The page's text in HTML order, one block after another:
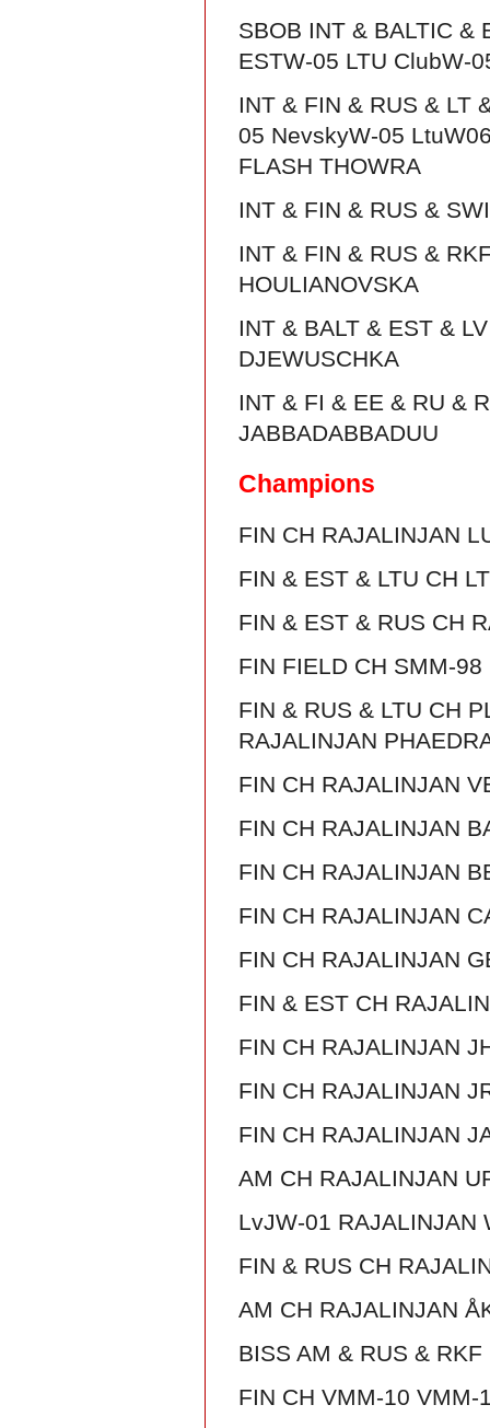
SBOB INT & BALTIC &
ESTW-05 LTU ClubW-
INT & FIN & RUS & LT
05 NevskyW-05
FLASH THOWRA
INT & FIN & RUS &
INT & FIN & RUS &
HOULIANOVSKA
INT & BALT & EST &
DJEWUSCHKA
INT & FI & EE & RU &
JABBADABBADUU
Champions
FIN CH RAJALINJAN
FIN & EST & LTU CH
FIN & EST & RUS CH
FIN FIELD CH SMM-
FIN & RUS & LTU CH
RAJALINJAN
FIN CH RAJALINJAN
FIN CH RAJALINJAN
FIN CH RAJALINJAN
FIN CH RAJALINJAN
FIN CH RAJALINJAN
FIN & EST CH
FIN CH RAJALINJAN
FIN CH RAJALINJAN
FIN CH RAJALINJAN
AM CH RAJALINJAN
LvJW-01 RAJALINJAN
FIN & RUS CH
AM CH RAJALINJAN
BISS AM & RUS &
FIN CH VMM-10 VMM-